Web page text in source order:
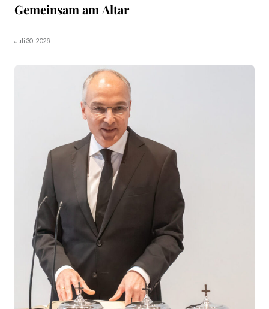
Gemeinsam am Altar
Juli 30, 2026